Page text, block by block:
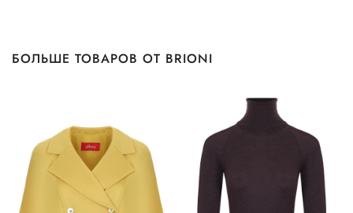
БОЛЬШЕ ТОВАРОВ ОТ BRIONI